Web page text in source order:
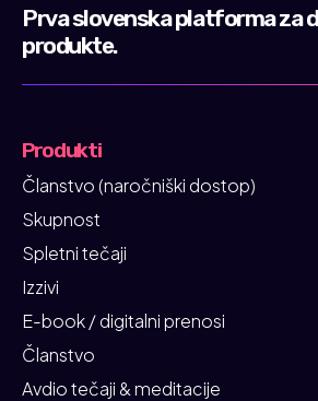
Prva slovenska platforma za
produkte.
Produkti
Članstvo (naročniški dostop)
Skupnost
Spletni tečaji
Izzivi
E-book / digitalni prenosi
Članstvo
Avdio tečaji & meditacije